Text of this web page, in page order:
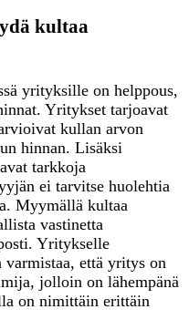
kultaa
yrityksille on helppous,
Yritykset tarjoavat
kullan arvon
hinnan. Lisäksi
tarkkoja
ei tarvitse huolehtia
Myymällä kultaa
vastinetta
Yritykselle
varmistaa, että yritys on
jolloin on lähempänä
on nimittäin erittäin